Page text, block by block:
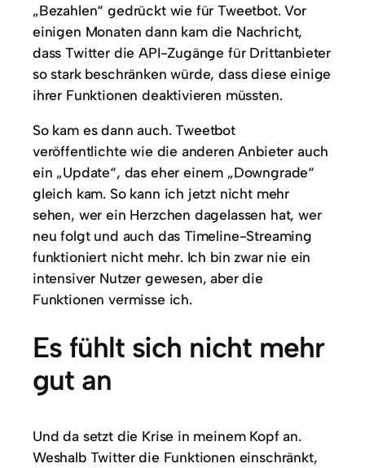
„Bezahlen“ gedrückt wie für Tweetbot. Vor
einigen Monaten dann kam die Nachricht,
dass Twitter die API-Zugänge für Drittanbieter
so stark beschränken würde, dass diese einige
ihrer Funktionen deaktivieren müssten.
So kam es dann auch. Tweetbot
veröffentlichte wie die anderen Anbieter auch
ein „Update“, das eher einem „Downgrade“
gleich kam. So kann ich jetzt nicht mehr
sehen, wer ein Herzchen dagelassen hat, wer
neu folgt und auch das Timeline-Streaming
funktioniert nicht mehr. Ich bin zwar nie ein
intensiver Nutzer gewesen, aber die
Funktionen vermisse ich.
Es fühlt sich nicht mehr
gut an
Und da setzt die Krise in meinem Kopf an.
Weshalb Twitter die Funktionen einschränkt,